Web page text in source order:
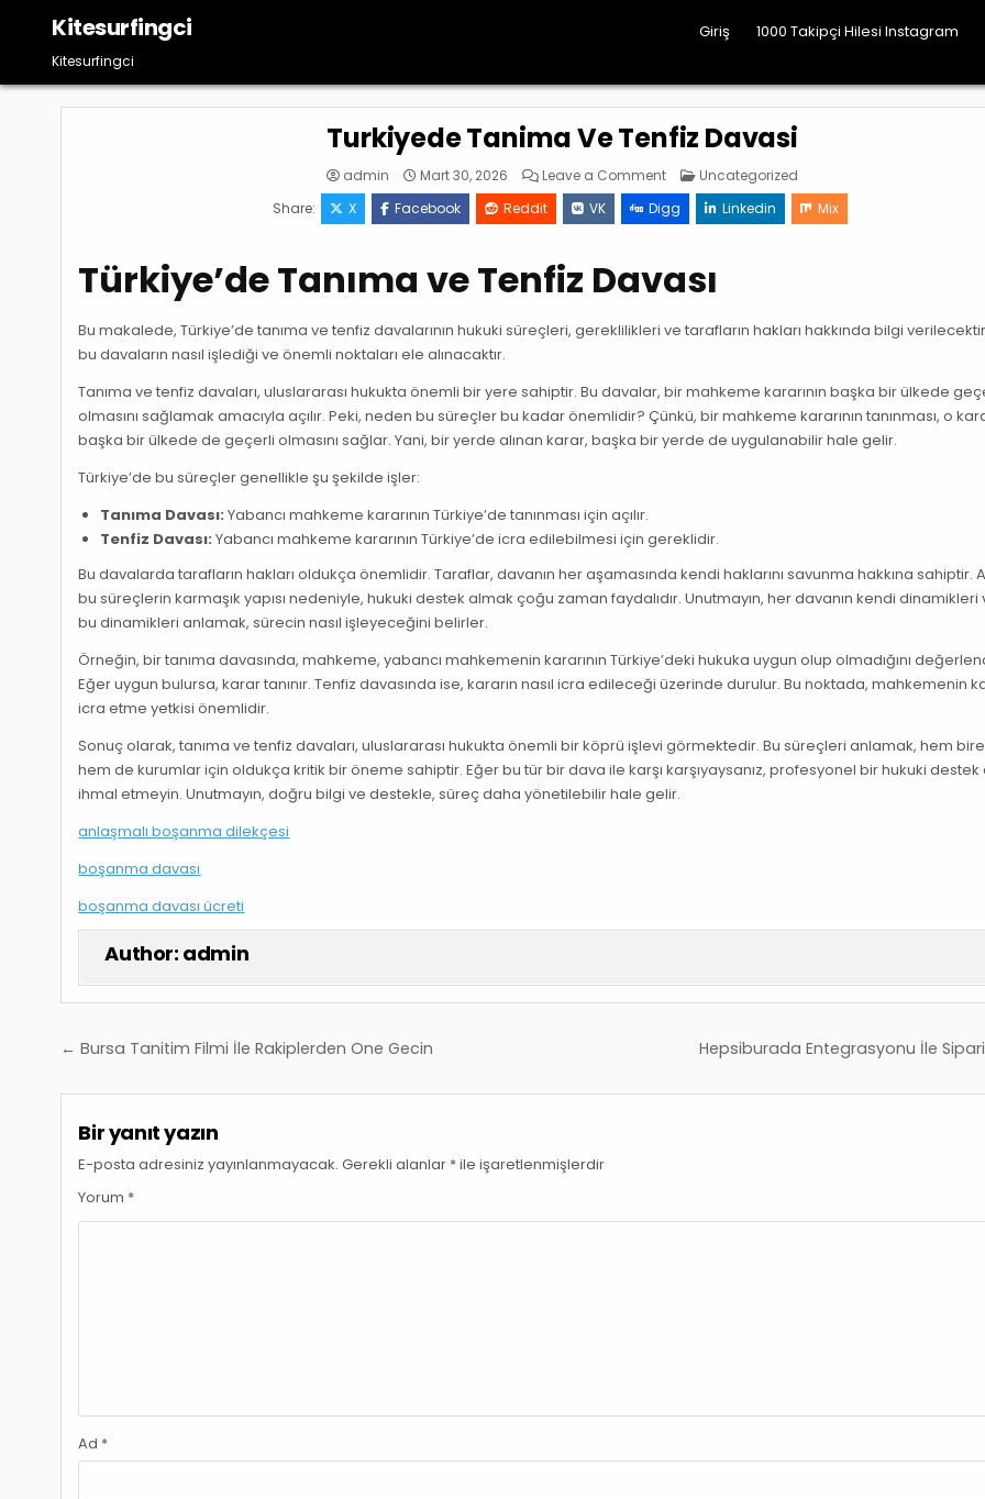
content
Kitesurfingci
Kitesurfingci
Giriş 1000 Takipçi Hilesi Instagram
Turkiyede Tanima Ve Tenfiz Davasi
admin Mart 30, 2026 Leave a Commenton
Turkiyede
Tanima
Ve
Tenfiz
Posted
Uncategorized
Share:
X Facebook Reddit VK Digg Linkedin Mix
Türkiye’de Tanıma ve Tenfiz Davası
Bu makalede, Türkiye’de tanıma ve tenfiz davalarının hukuki süreçleri, gereklilikleri ve tarafların hakları hakkında bilgi
bu davaların nasıl işlediği ve önemli noktaları ele alınacaktır.
Tanıma ve tenfiz davaları, uluslararası hukukta önemli bir yere sahiptir. Bu davalar, bir mahkeme kararının başka bir ülkede
olmasını sağlamak amacıyla açılır. Peki, neden bu süreçler bu kadar önemlidir? Çünkü, bir mahkeme kararının tanınması, o
başka bir ülkede de geçerli olmasını sağlar. Yani, bir yerde alınan karar, başka bir yerde de uygulanabilir hale gelir.
Türkiye’de bu süreçler genellikle şu şekilde işler:
Tanıma Davası: Yabancı mahkeme kararının Türkiye’de tanınması için açılır.
Tenfiz Davası: Yabancı mahkeme kararının Türkiye’de icra edilebilmesi için gereklidir.
Bu davalarda tarafların hakları oldukça önemlidir. Taraflar, davanın her aşamasında kendi haklarını savunma hakkına sahiptir.
bu süreçlerin karmaşık yapısı nedeniyle, hukuki destek almak çoğu zaman faydalıdır. Unutmayın, her davanın kendi dinamikleri
bu dinamikleri anlamak, sürecin nasıl işleyeceğini belirler.
Örneğin, bir tanıma davasında, mahkeme, yabancı mahkemenin kararının Türkiye’deki hukuka uygun olup olmadığını
Eğer uygun bulursa, karar tanınır. Tenfiz davasında ise, kararın nasıl icra edileceği üzerinde durulur. Bu noktada, mahkemenin
icra etme yetkisi önemlidir.
Sonuç olarak, tanıma ve tenfiz davaları, uluslararası hukukta önemli bir köprü işlevi görmektedir. Bu süreçleri anlamak, hem
hem de kurumlar için oldukça kritik bir öneme sahiptir. Eğer bu tür bir dava ile karşı karşıyaysanız, profesyonel bir hukuki destek
ihmal etmeyin. Unutmayın, doğru bilgi ve destekle, süreç daha yönetilebilir hale gelir.
anlaşmalı boşanma dilekçesi
boşanma davası
boşanma davası ücreti
Author: admin
Yazı Hepsiburada Entegrasyonu İle
← Bursa Tanitim Filmi İle Rakiplerden One Gecin
Bir yanıt yazın
E-posta adresiniz yayınlanmayacak. Gerekli alanlar *ile işaretlenmişlerdir
Yorum *
Ad *